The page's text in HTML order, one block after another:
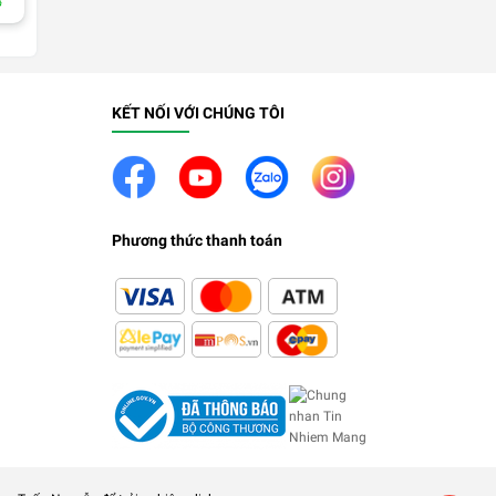
KẾT NỐI VỚI CHÚNG TÔI
Phương thức thanh toán